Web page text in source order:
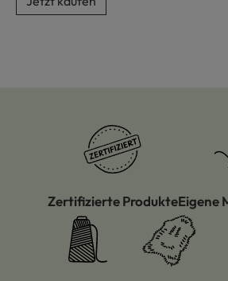
Zertifizierte ProdukteEigene